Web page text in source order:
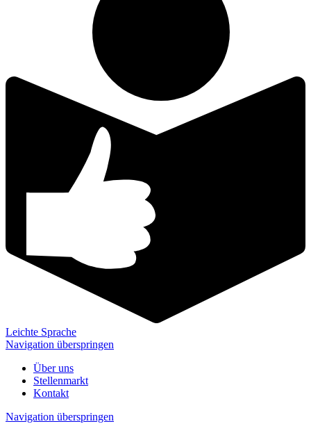
Leichte Sprache
Navigation überspringen
Über uns
Stellenmarkt
Kontakt
Navigation überspringen